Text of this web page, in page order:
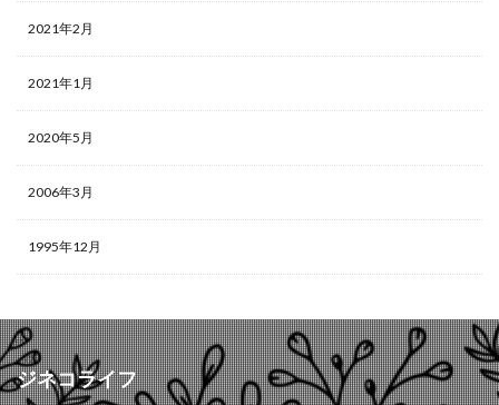
2021年2月
2021年1月
2020年5月
2006年3月
1995年12月
ジネコライフ